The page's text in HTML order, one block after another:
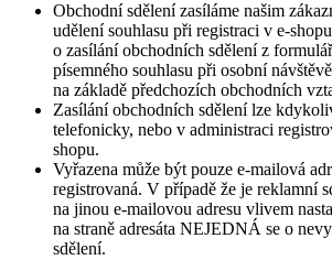
Obchodní sdělení zasíláme našim
udělení souhlasu při registraci v e-
o zasílání obchodních sdělení z
písemného souhlasu při osobní
na základě předchozích obchodních
Zasílání obchodních sdělení lze
telefonicky, nebo v administraci
shopu.
Vyřazena může být pouze e-mailová
registrovaná. V případě že je reklamní
na jinou e-mailovou adresu vlivem
na straně adresáta NEJEDNÁ se o
sdělení.